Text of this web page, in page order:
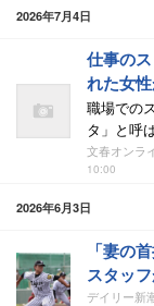
2026年7月4日
仕事の
れた女
職場での
タ」と呼
文春オンラ
10:00
2026年6月3日
「妻の
スタッ
デイリー新